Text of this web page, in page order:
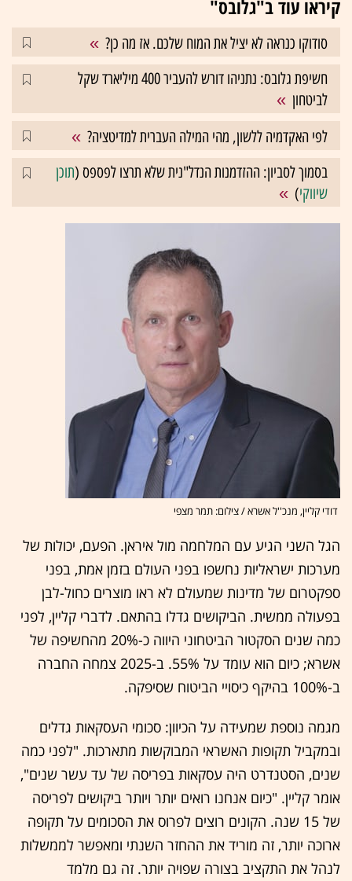
קיראו עוד ב"גלובס"
סודוקו כנראה לא יציל את המוח שלכם. אז מה כן?
חשיפת גלובס: נתניהו דורש להעביר 400 מיליארד שקל
לביטחון
לפי האקדמיה ללשון, מהי המילה העברית למדיטציה?
בסמוך לסביון: ההזדמנות הנדל"נית שלא תרצו לפספס (תוכן
שיווקי)
דודי קליין, מנכ''ל אשרא / צילום: תמר מצפי
הגל השני הגיע עם המלחמה מול איראן. הפעם, יכולות של
מערכות ישראליות נחשפו בפני העולם בזמן אמת, בפני
ספקטרום של מדינות שמעולם לא ראו מוצרים כחול-לבן
בפעולה ממשית. הביקושים גדלו בהתאם. לדברי קליין, לפני
כמה שנים הסקטור הביטחוני היווה כ-20% מהחשיפה של
אשרא; כיום הוא עומד על 55%. ב-2025 צמחה החברה
ב-100% בהיקף כיסויי הביטוח שסיפקה.
מגמה נוספת שמעידה על הכיוון: סכומי העסקאות גדלים
ובמקביל תקופות האשראי המבוקשות מתארכות. "לפני כמה
שנים, הסטנדרט היה עסקאות בפריסה של עד עשר שנים",
אומר קליין. "כיום אנחנו רואים יותר ויותר ביקושים לפריסה
של 15 שנה. הקונים רוצים לפרוס את הסכומים על תקופה
ארוכה יותר, זה מוריד את ההחזר השנתי ומאפשר לממשלות
לנהל את התקציב בצורה שפויה יותר. זה גם מלמד